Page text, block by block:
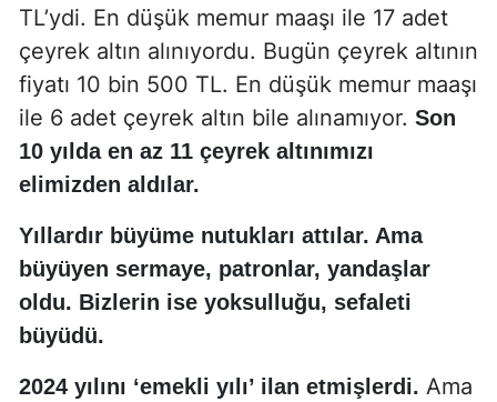
TL’ydi. En düşük memur maaşı ile 17 adet
çeyrek altın alınıyordu. Bugün çeyrek altının
fiyatı 10 bin 500 TL. En düşük memur maaşı
ile 6 adet çeyrek altın bile alınamıyor. Son
10 yılda en az 11 çeyrek altınımızı
elimizden aldılar.
Yıllardır büyüme nutukları attılar. Ama
büyüyen sermaye, patronlar, yandaşlar
oldu. Bizlerin ise yoksulluğu, sefaleti
büyüdü.
2024 yılını ‘emekli yılı’ ilan etmişlerdi. Ama